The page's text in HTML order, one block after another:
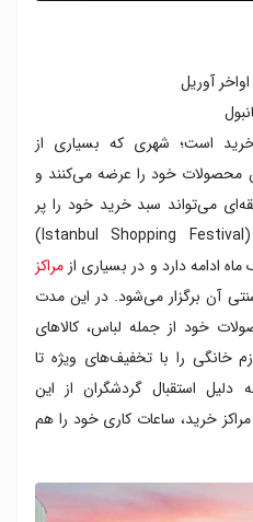
آوریل
خرید است؛ شهری که بسیاری از
محصولات خود را عرضه می‌کنند و
می‌تواند سبد خرید خود را پر
کند. فستیوال خرید استانبول (Istanbul Shopping Festival)
ادامه دارد و در بسیاری از مراکز
آن برگزار می‌شود. در این مدت
خود از جمله لباس، کالاهای
خانگی را با تخفیف‌های ویژه تا
به دلیل استقبال گردشگران از این
خرید، ساعات کاری خود را هم